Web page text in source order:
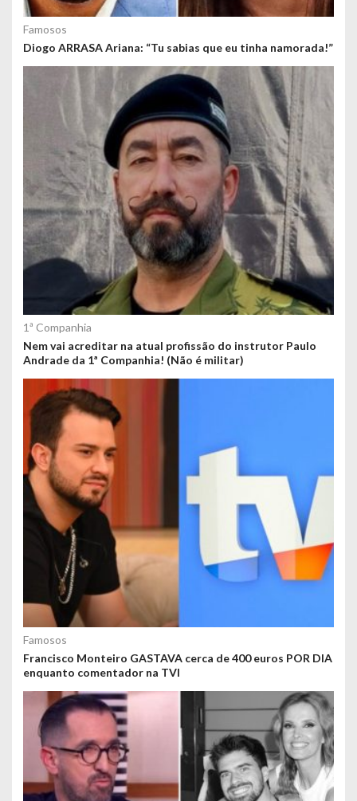
Famosos
Diogo ARRASA Ariana: “Tu sabias que eu tinha namorada!”
1ª Companhia
Nem vai acreditar na atual profissão do instrutor Paulo
Andrade da 1ª Companhia! (Não é militar)
Famosos
Francisco Monteiro GASTAVA cerca de 400 euros POR DIA
enquanto comentador na TVI